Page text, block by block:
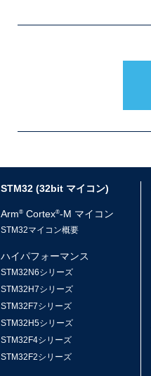
STM32 (32bit マイコン)
Arm® Cortex®-M マイコン
STM32マイコン概要
ハイパフォーマンス
STM32N6シリーズ
STM32H7シリーズ
STM32F7シリーズ
STM32H5シリーズ
STM32F4シリーズ
STM32F2シリーズ